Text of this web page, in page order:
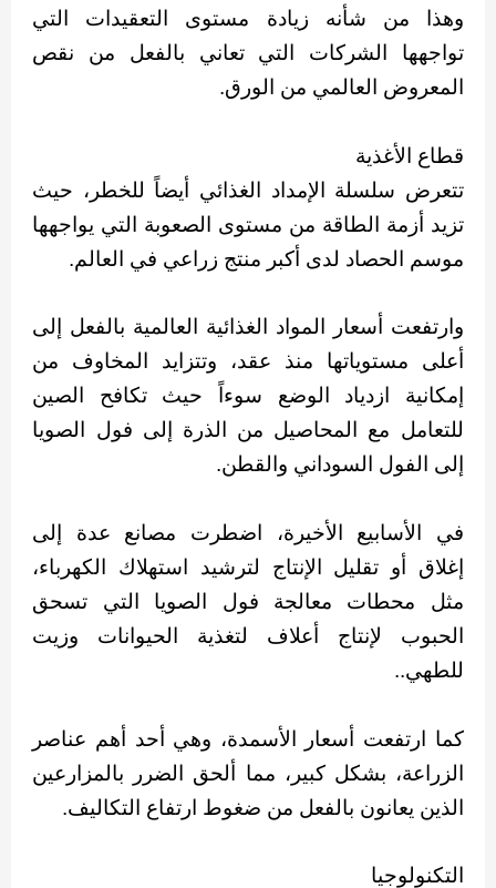
وهذا من شأنه زيادة مستوى التعقيدات التي
تواجهها الشركات التي تعاني بالفعل من نقص
المعروض العالمي من الورق.
قطاع الأغذية
تتعرض سلسلة الإمداد الغذائي أيضاً للخطر، حيث
تزيد أزمة الطاقة من مستوى الصعوبة التي يواجهها
موسم الحصاد لدى أكبر منتج زراعي في العالم.
وارتفعت أسعار المواد الغذائية العالمية بالفعل إلى
أعلى مستوياتها منذ عقد، وتتزايد المخاوف من
إمكانية ازدياد الوضع سوءاً حيث تكافح الصين
للتعامل مع المحاصيل من الذرة إلى فول الصويا
إلى الفول السوداني والقطن.
في الأسابيع الأخيرة، اضطرت مصانع عدة إلى
إغلاق أو تقليل الإنتاج لترشيد استهلاك الكهرباء،
مثل محطات معالجة فول الصويا التي تسحق
الحبوب لإنتاج أعلاف لتغذية الحيوانات وزيت
للطهي..
كما ارتفعت أسعار الأسمدة، وهي أحد أهم عناصر
الزراعة، بشكل كبير، مما ألحق الضرر بالمزارعين
الذين يعانون بالفعل من ضغوط ارتفاع التكاليف.
التكنولوجيا